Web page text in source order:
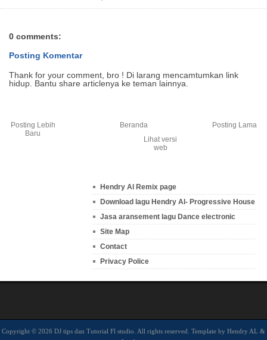
0 comments:
Posting Komentar
Thank for your comment, bro ! Di larang mencamtumkan link
hidup. Bantu share articlenya ke teman lainnya.
Posting Lebih
Baru
Posting Lama
Beranda
Lihat versi
web
Hendry Al Remix page
Download lagu Hendry Al- Progressive House
Jasa aransement lagu Dance electronic
Site Map
Contact
Privacy Police
Copyright © 2026 DJ tips dan Tutorial Fl studio. All rights reserved. Template by Hendry AL &